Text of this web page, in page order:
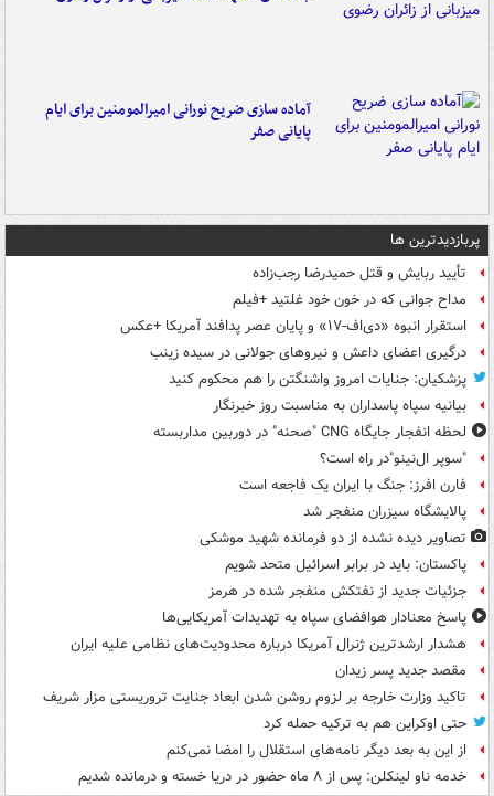
آماده سازی ضریح نورانی امیرالمومنین برای ایام
پایانی صفر
پربازدیدترین ها
تأیید ربایش و قتل حمیدرضا رجب‌زاده
مداح جوانی که در خون خود غلتید +فیلم
استقرار انبوه «دی‌اف‑۱۷» و پایان عصر پدافند آمریکا +عکس
درگیری اعضای داعش و نیروهای جولانی در سیده زینب
پزشکیان: جنایات امروز واشنگتن را هم محکوم کنید
بیانیه سپاه پاسداران به مناسبت روز خبرنگار
لحظه انفجار جایگاه CNG "صحنه" در دوربین مداربسته
"سوپر ال‌نینو"در راه است؟
فارن افرز: جنگ با ایران یک فاجعه است
پالایشگاه سیزران منفجر شد
تصاویر دیده‌ نشده از دو فرمانده شهید موشکی
پاکستان: باید در برابر اسرائیل متحد شویم
جزئیات جدید از نفتکش منفجر شده در هرمز
پاسخ معنادار هوافضای سپاه به تهدیدات آمریکایی‌ها
هشدار ارشدترین ژنرال آمریکا درباره محدودیت‌های نظامی علیه ایران
مقصد جدید پسر زیدان
تاکید وزارت خارجه بر لزوم روشن شدن ابعاد جنایت تروریستی مزار شریف
حتی اوکراین هم به ترکیه حمله کرد
از این به بعد دیگر نامه‌های استقلال را امضا نمی‌کنم
خدمه ناو لینکلن: پس از ۸ ماه حضور در دریا خسته و درمانده‌ شدیم